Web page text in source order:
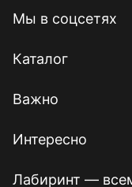
Мы в соцсетях
Каталог
Важно
Интересно
Лабиринт —